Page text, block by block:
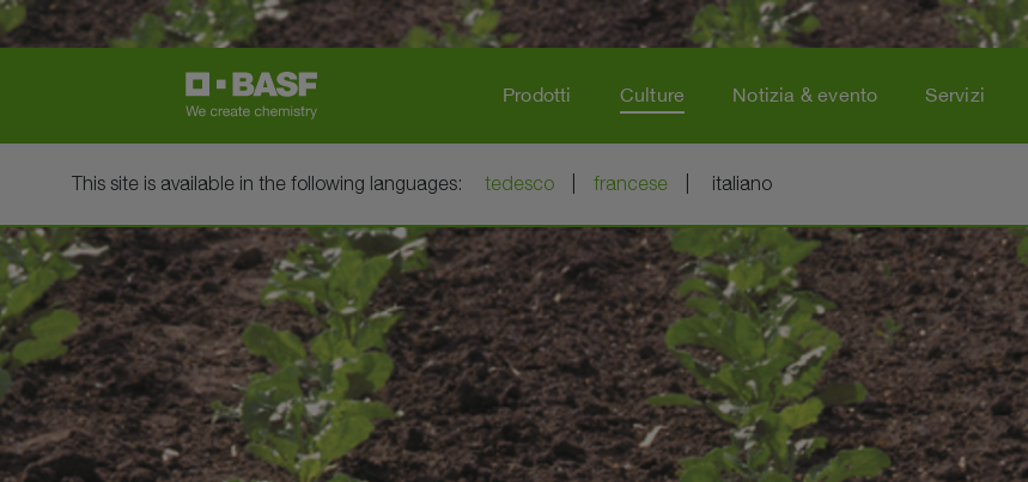
Prodotti Culture Notizia & evento Servizi
This site is available in the following languages: tedesco francese italiano